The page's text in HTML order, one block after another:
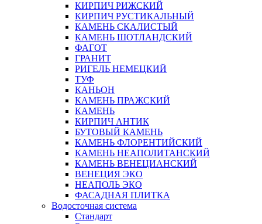
КИРПИЧ РИЖСКИЙ
КИРПИЧ РУСТИКАЛЬНЫЙ
КАМЕНЬ СКАЛИСТЫЙ
КАМЕНЬ ШОТЛАНДСКИЙ
ФАГОТ
ГРАНИТ
РИГЕЛЬ НЕМЕЦКИЙ
ТУФ
КАНЬОН
КАМЕНЬ ПРАЖСКИЙ
КАМЕНЬ
КИРПИЧ АНТИК
БУТОВЫЙ КАМЕНЬ
КАМЕНЬ ФЛОРЕНТИЙСКИЙ
КАМЕНЬ НЕАПОЛИТАНСКИЙ
КАМЕНЬ ВЕНЕЦИАНСКИЙ
ВЕНЕЦИЯ ЭКО
НЕАПОЛЬ ЭКО
ФАСАДНАЯ ПЛИТКА
Водосточная система
Стандарт